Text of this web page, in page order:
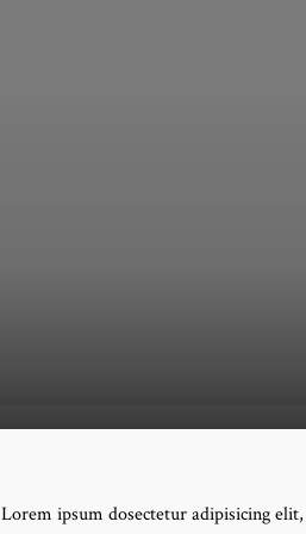
Lorem ipsum dosectetur adipisicing